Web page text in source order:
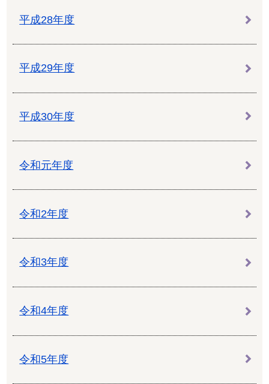
平成28年度
平成29年度
平成30年度
令和元年度
令和2年度
令和3年度
令和4年度
令和5年度